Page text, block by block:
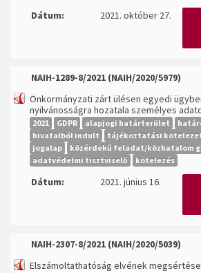
Dátum:
2021. október 27.
NAIH-1289-8/2021 (NAIH/2020/5979)
Önkormányzati zárt ülésen egyedi
nyilvánosságra hozatala személyes
2021 GDPR alapjogi határterület
hivatalból indult
tájékoztatási
jogalap
közérdekű feladat/közhatalom
adatvédelmi tisztviselő
kötelezés
Dátum:
2021. június 16.
NAIH-2307-8/2021 (NAIH/2020/5039)
Elszámoltathatóság elvének megsértése